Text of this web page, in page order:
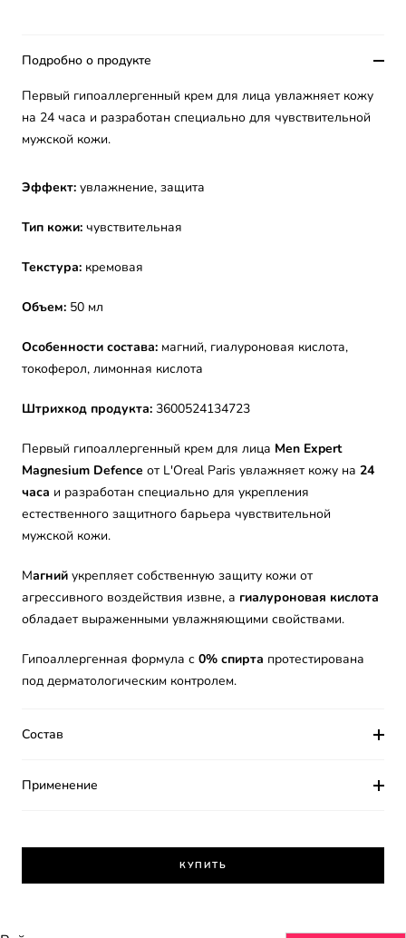
Подробно о продукте
Первый гипоаллергенный крем для лица увлажняет кожу
на 24 часа и разработан специально для чувствительной
мужской кожи.
Эффект: увлажнение, защита
Тип кожи: чувствительная
Текстура: кремовая
Объем: 50 мл
Особенности состава: магний, гиалуроновая кислота,
токоферол, лимонная кислота
Штрихкод продукта: 3600524134723
Первый гипоаллергенный крем для лица Men Expert
Magnesium Defence от L'Oreal Paris увлажняет кожу на 24
часа и разработан специально для укрепления
естественного защитного барьера чувствительной
мужской кожи.
Магний укрепляет собственную защиту кожи от
агрессивного воздействия извне, а гиалуроновая кислота
обладает выраженными увлажняющими свойствами.
Гипоаллергенная формула с 0% спирта протестирована
под дерматологическим контролем.
Состав
Применение
КУПИТЬ